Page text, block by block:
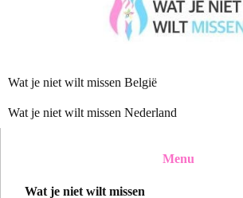
Wat je niet wilt missen België
Wat je niet wilt missen Nederland
Menu
Wat je niet wilt missen